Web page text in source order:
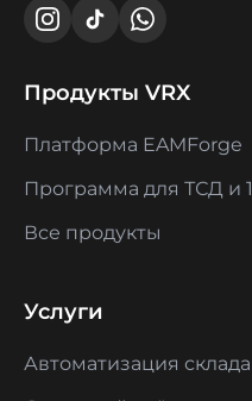
Продукты VRX
Платформа EAMForge
Программа для ТСД и
Все продукты
Услуги
Автоматизация склада